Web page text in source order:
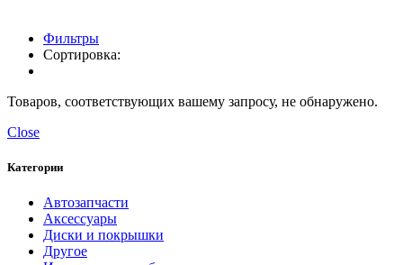
Фильтры
Сортировка:
Товаров, соответствующих вашему запросу, не обнаружено.
Close
Категории
Автозапчасти
Аксессуары
Диски и покрышки
Другое